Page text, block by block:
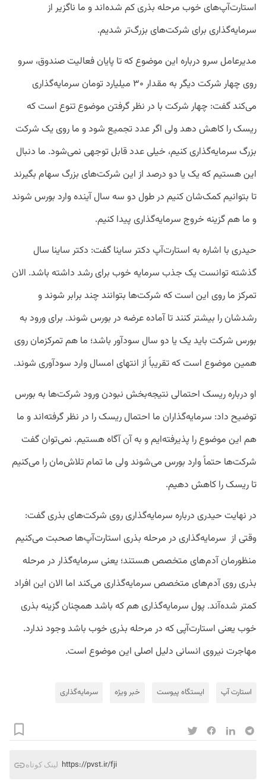
استارت‌آپ‌های خوب مرحله بذری کم شده‌اند و ما ناگزیر از
سرمایه‌گذاری برای شرکت‌های بزرگ‌تر شدیم.
مدیرعامل سرو درباره این موضوع که تا پایان فعالیت صندوق، سرو
روی چهار شرکت دیگر به مقدار ۳۰ میلیارد تومان سرمایه‌گذاری
می‌کند گفت: چهار شرکت با در نظر گرفتن موضوع تنوع است که
ریسک را کاهش دهد ولی اگر عدد تجمیع شود و ما روی یک شرکت
بزرگ سرمایه‌گذاری کنیم، خیلی عدد قابل توجهی نمی‌شود. ما دنبال
این هستیم که یک یا دو درصد از این شرکت‌های بزرگ سهام بگیرند
تا بتوانیم کمک‌شان کنیم در طول دو سه سال آینده وارد بورس شوند
و ما هم گزینه خروج سرمایه‌گذاری پیدا کنیم.
حیدری با اشاره به استارت‌آپ دکتر ساینا گفت: دکتر ساینا سال
گذشته توانست یک جذب سرمایه خوب برای رشد داشته باشد. الان
تمرکز ما روی این است که شرکت‌ها بتوانند چند برابر شوند و
رشدشان را بیشتر کنند تا آماده عرضه در بورس شوند. برای ورود به
بورس شرکت باید یک یا دو سال سودآور باشد؛ ما هم تمرکزمان روی
همین موضوع است که تقریباً از انتهای امسال وارد سودآوری شوند.
او درباره ریسک احتمالی نتیجه‌بخش نبودن ورود شرکت‌ها به بورس
توضیح داد: سرمایه‌گذاران ما احتمال ریسک را در نظر گرفته‌اند و ما
هم این موضوع را پذیرفته‌ایم و به آن آگاه هستیم. نمی‌توان گفت
شرکت‌ها حتماً وارد بورس می‌شوند ولی ما تمام تلاش‌مان را می‌کنیم
تا ریسک را کاهش دهیم.
در نهایت حیدری درباره سرمایه‌گذاری روی شرکت‌های بذری گفت:
وقتی از سرمایه‌گذاری در مرحله بذری استارت‌آپ‌ها صحبت می‌کنیم
منظورمان آدم‌های متخصص هستند؛ یعنی سرمایه‌گذار در مرحله
بذری روی آدم‌های متخصص سرمایه‌گذاری می‌کند اما الان این افراد
کمتر شده‌آند. پول سرمایه‌گذاری هم که باشد همچنان گزینه بذری
خوب یعنی استارت‌آپی که در مرحله بذری خوب باشد وجود ندارد.
مهاجرت نیروی انسانی دلیل اصلی این موضوع است.
استارت آپ ایستگاه پیوست خبر ویژه سرمایه‌گذاری
لینک کوتاه https://pvst.ir/fji